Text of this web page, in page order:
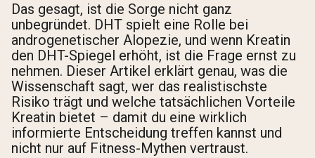
Das gesagt, ist die Sorge nicht ganz
unbegründet. DHT spielt eine Rolle bei
androgenetischer Alopezie, und wenn Kreatin
den DHT-Spiegel erhöht, ist die Frage ernst zu
nehmen. Dieser Artikel erklärt genau, was die
Wissenschaft sagt, wer das realistischste
Risiko trägt und welche tatsächlichen Vorteile
Kreatin bietet – damit du eine wirklich
informierte Entscheidung treffen kannst und
nicht nur auf Fitness-Mythen vertraust.